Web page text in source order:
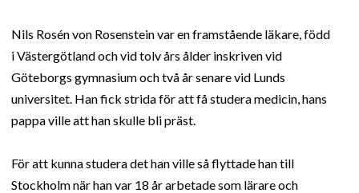
Nils Rosén von Rosenstein var en framstående läkare, född
i Västergötland och vid tolv års ålder inskriven vid
Göteborgs gymnasium och två år senare vid Lunds
universitet. Han fick strida för att få studera medicin, hans
pappa ville att han skulle bli präst.
För att kunna studera det han ville så flyttade han till
Stockholm när han var 18 år arbetade som lärare och